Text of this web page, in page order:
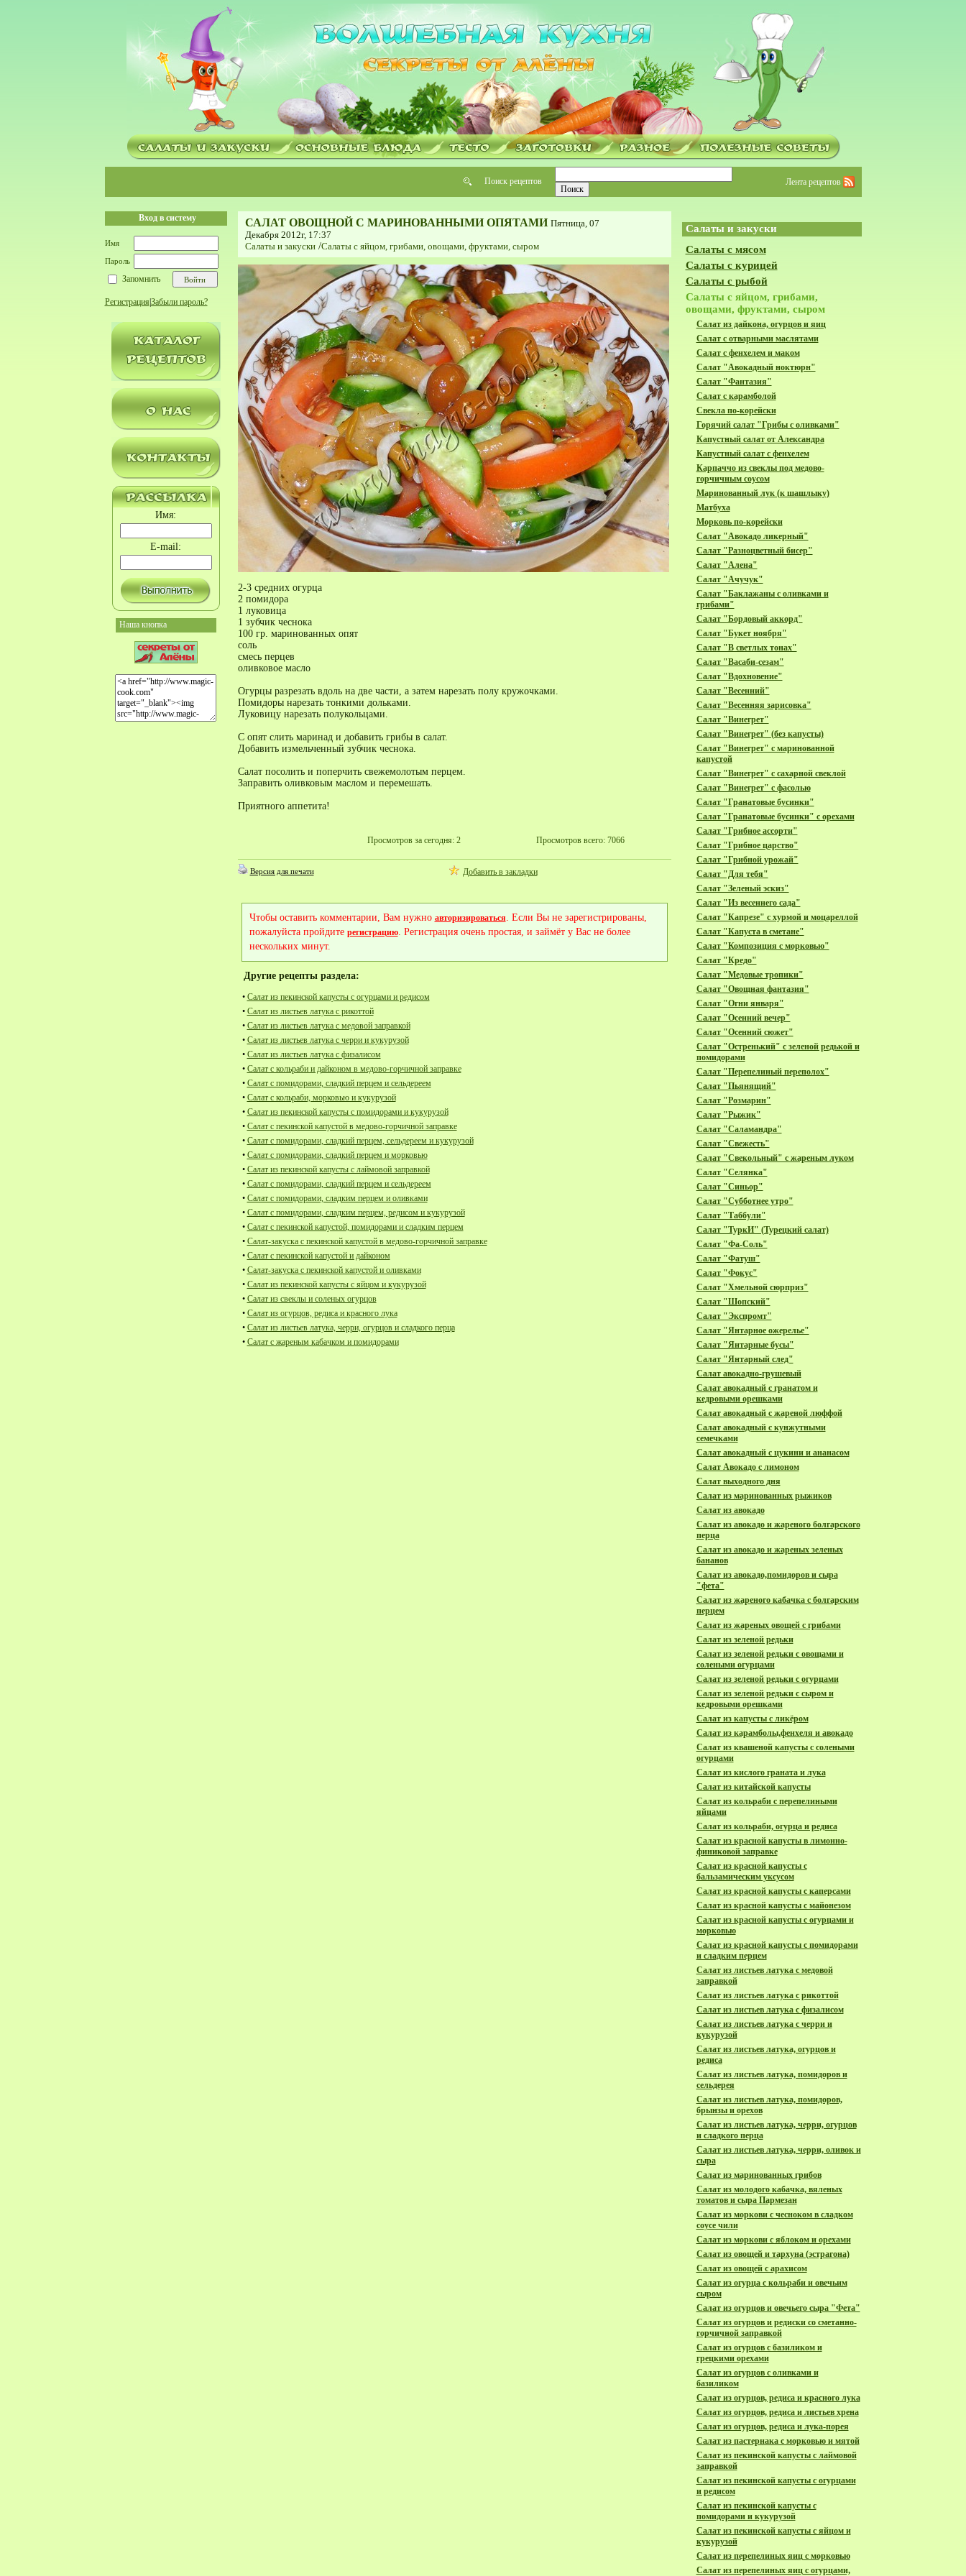
Поиск рецептов Лента рецептов
Вход в систему
Имя
Пароль
Запомнить
Регистрация Забыли пароль?
Имя:
E-mail:
Наша кнопка
САЛАТ ОВОЩНОЙ С МАРИНОВАННЫМИ ОПЯТАМИ Пятница, 07
Декабря 2012г, 17:37
Салаты и закуски/Салаты с яйцом, грибами, овощами, фруктами, сыром
2-3 средних огурца
2 помидора
1 луковица
1 зубчик чеснока
100 гр. маринованных опят
соль
смесь перцев
оливковое масло
Огурцы разрезать вдоль на две части, а затем нарезать полу кружочками.
Помидоры нарезать тонкими дольками.
Луковицу нарезать полукольцами.
С опят слить маринад и добавить грибы в салат.
Добавить измельченный зубчик чеснока.
Салат посолить и поперчить свежемолотым перцем.
Заправить оливковым маслом и перемешать.
Приятного аппетита!
Просмотров за сегодня: 2 Просмотров всего: 7066
Версия для печати Добавить в закладки
Чтобы оставить комментарии, Вам нужно авторизироваться. Если Вы не зарегистрированы,
пожалуйста пройдите регистрацию. Регистрация очень простая, и займёт у Вас не более
нескольких минут.
Другие рецепты раздела:
• Салат из пекинской капусты с огурцами и редисом
• Салат из листьев латука с рикоттой
• Салат из листьев латука с медовой заправкой
• Салат из листьев латука с черри и кукурузой
• Салат из листьев латука с физалисом
• Салат с кольраби и дайконом в медово-горчичной заправке
• Салат с помидорами, сладкий перцем и сельдереем
• Салат с кольраби, морковью и кукурузой
• Салат из пекинской капусты с помидорами и кукурузой
• Салат с пекинской капустой в медово-горчичной заправке
• Салат с помидорами, сладкий перцем, сельдереем и кукурузой
• Салат с помидорами, сладкий перцем и морковью
• Салат из пекинской капусты с лаймовой заправкой
• Салат с помидорами, сладкий перцем и сельдереем
• Салат с помидорами, сладким перцем и оливками
• Салат с помидорами, сладким перцем, редисом и кукурузой
• Салат с пекинской капустой, помидорами и сладким перцем
• Салат-закуска с пекинской капустой в медово-горчичной заправке
• Салат с пекинской капустой и дайконом
• Салат-закуска с пекинской капустой и оливками
• Салат из пекинской капусты с яйцом и кукурузой
• Салат из свеклы и соленых огурцов
• Салат из огурцов, редиса и красного лука
• Салат из листьев латука, черри, огурцов и сладкого перца
• Салат с жареным кабачком и помидорами
Салаты и закуски
Салаты с мясом
Салаты с курицей
Салаты с рыбой
Салаты с яйцом, грибами,
овощами, фруктами, сыром
Салат из дайкона, огурцов и яиц
Салат с отварными маслятами
Салат с фенхелем и маком
Cалат "Авокадный ноктюрн"
Cалат "Фантазия"
Cалат с карамболой
Cвекла по-корейски
Горячий салат "Грибы с оливками"
Капустный салат от Александра
Капустный салат с фенхелем
Карпаччо из свеклы под медово-
горчичным соусом
Маринованный лук (к шашлыку)
Матбуха
Морковь по-корейски
Салат "Авокадо ликерный"
Салат "Разноцветный бисер"
Салат "Алена"
Салат "Ачучук"
Салат "Баклажаны с оливками и
грибами"
Салат "Бордовый аккорд"
Салат "Букет ноября"
Салат "В светлых тонах"
Салат "Васаби-сезам"
Салат "Вдохновение"
Салат "Весенний"
Салат "Весенняя зарисовка"
Салат "Винегрет"
Салат "Винегрет" (без капусты)
Салат "Винегрет" с маринованной
капустой
Салат "Винегрет" с сахарной свеклой
Салат "Винегрет" с фасолью
Салат "Гранатовые бусинки"
Салат "Гранатовые бусинки" с орехами
Салат "Грибное ассорти"
Салат "Грибное царство"
Салат "Грибной урожай"
Салат "Для тебя"
Салат "Зеленый эскиз"
Салат "Из весеннего сада"
Салат "Капрезе" с хурмой и моцареллой
Салат "Капуста в сметане"
Салат "Композиция с морковью"
Салат "Кредо"
Салат "Медовые тропики"
Салат "Овощная фантазия"
Салат "Огни января"
Салат "Осенний вечер"
Салат "Осенний сюжет"
Салат "Остренький" с зеленой редькой и
помидорами
Салат "Перепелиный переполох"
Салат "Пьянящий"
Салат "Розмарин"
Салат "Рыжик"
Салат "Саламандра"
Салат "Свежесть"
Салат "Свекольный" с жареным луком
Салат "Селянка"
Салат "Синьор"
Салат "Субботнее утро"
Салат "Таббули"
Салат "ТуркИ" (Турецкий салат)
Салат "Фа-Соль"
Салат "Фатуш"
Салат "Фокус"
Салат "Хмельной сюрприз"
Салат "Шопский"
Салат "Экспромт"
Салат "Янтарное ожерелье"
Салат "Янтарные бусы"
Салат "Янтарный след"
Салат авокадно-грушевый
Салат авокадный с гранатом и
кедровыми орешками
Салат авокадный с жареной люффой
Салат авокадный с кунжутными
семечками
Салат авокадный с цукини и ананасом
Салат Авокадо с лимоном
Салат выходного дня
Салат из маринованных рыжиков
Салат из авокадо
Салат из авокадо и жареного болгарского
перца
Салат из авокадо и жареных зеленых
бананов
Салат из авокадо,помидоров и сыра
"фета"
Салат из жареного кабачка с болгарским
перцем
Салат из жареных овощей с грибами
Салат из зеленой редьки
Салат из зеленой редьки с овощами и
солеными огурцами
Салат из зеленой редьки с огурцами
Салат из зеленой редьки с сыром и
кедровыми орешками
Салат из капусты с ликёром
Салат из карамболы,фенхеля и авокадо
Салат из квашеной капусты с солеными
огурцами
Салат из кислого граната и лука
Салат из китайской капусты
Салат из кольраби с перепелиными
яйцами
Салат из кольраби, огурца и редиса
Салат из красной капусты в лимонно-
финиковой заправке
Салат из красной капусты с
бальзамическим уксусом
Салат из красной капусты с каперсами
Салат из красной капусты с майонезом
Салат из красной капусты с огурцами и
морковью
Салат из красной капусты с помидорами
и сладким перцем
Салат из листьев латука с медовой
заправкой
Салат из листьев латука с рикоттой
Салат из листьев латука с физалисом
Салат из листьев латука с черри и
кукурузой
Салат из листьев латука, огурцов и
редиса
Салат из листьев латука, помидоров и
сельдерея
Салат из листьев латука, помидоров,
брынзы и орехов
Салат из листьев латука, черри, огурцов
и сладкого перца
Салат из листьев латука, черри, оливок и
сыра
Салат из маринованных грибов
Салат из молодого кабачка, вяленых
томатов и сыра Пармезан
Салат из моркови с чесноком в сладком
соусе чили
Салат из моркови с яблоком и орехами
Салат из овощей и тархуна (эстрагона)
Салат из овощей с арахисом
Салат из огурца с кольраби и овечьим
сыром
Салат из огурцов и овечьего сыра "Фета"
Салат из огурцов и редиски со сметанно-
горчичной заправкой
Салат из огурцов с базиликом и
грецкими орехами
Салат из огурцов с оливками и
базиликом
Салат из огурцов, редиса и красного лука
Салат из огурцов, редиса и листьев хрена
Салат из огурцов, редиса и лука-порея
Салат из пастернака с морковью и мятой
Салат из пекинской капусты с лаймовой
заправкой
Салат из пекинской капусты с огурцами
и редисом
Салат из пекинской капусты с
помидорами и кукурузой
Салат из пекинской капусты с яйцом и
кукурузой
Салат из перепелиных яиц с морковью
Салат из перепелиных яиц с огурцами,